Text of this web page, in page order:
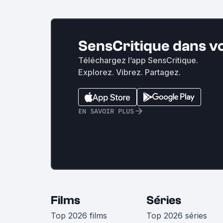
SensCritique dans
Téléchargez l’app SensCritique.
Explorez. Vibrez. Partagez.
EN SAVOIR PLUS
Films
Top 2026 films
Séries
Top 2026 séries